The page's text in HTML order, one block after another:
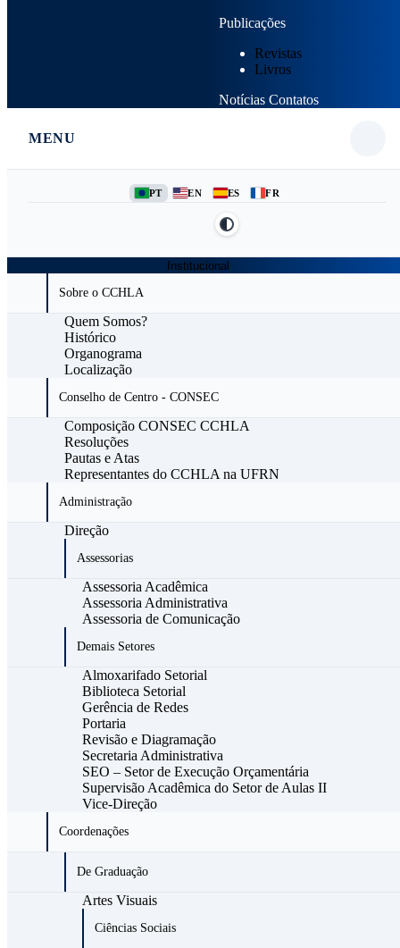
Publicações
Revistas
Livros
Notícias Contatos
MENU
PT EN ES FR
Institucional
Sobre o CCHLA
Quem Somos?
Histórico
Organograma
Localização
Conselho de Centro - CONSEC
Composição CONSEC CCHLA
Resoluções
Pautas e Atas
Representantes do CCHLA na UFRN
Administração
Direção
Assessorias
Assessoria Acadêmica
Assessoria Administrativa
Assessoria de Comunicação
Demais Setores
Almoxarifado Setorial
Biblioteca Setorial
Gerência de Redes
Portaria
Revisão e Diagramação
Secretaria Administrativa
SEO – Setor de Execução Orçamentária
Supervisão Acadêmica do Setor de Aulas II
Vice-Direção
Coordenações
De Graduação
Artes Visuais
Ciências Sociais